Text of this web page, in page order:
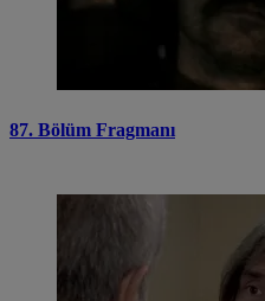
87. Bölüm Fragmanı